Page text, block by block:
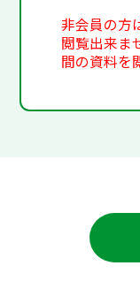
非会員の方
閲覧出来ま
間の資料を